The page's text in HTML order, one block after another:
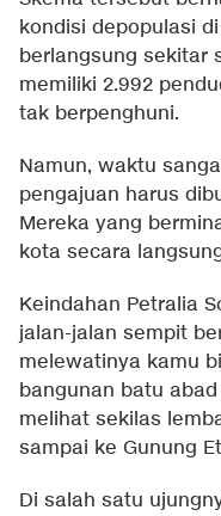
kondisi depopulasi
berlangsung sekitar
memiliki 2.992
tak berpenghuni.
Namun, waktu
pengajuan harus
Mereka yang
kota secara
Keindahan Petralia
jalan-jalan sempit
melewatinya kamu
bangunan batu
melihat sekilas
sampai ke Gunung
Di salah satu